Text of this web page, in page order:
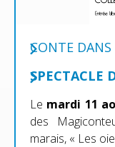
CONTE DANS
SPECTACLE
Le mardi 11
des
marais, « Les